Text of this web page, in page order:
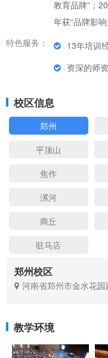
教育品牌”；
年获“品牌影
特色服务：
13年培训
资深的师
校区信息
郑州
平顶山
焦作
漯河
商丘
驻马店
郑州校区
河南省郑州市金水花
教学环境